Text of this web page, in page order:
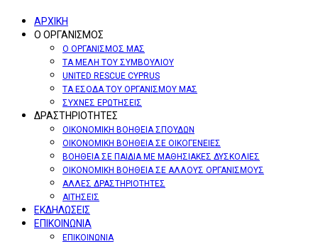
ΑΡΧΙΚΗ
Ο ΟΡΓΑΝΙΣΜΟΣ
Ο ΟΡΓΑΝΙΣΜΟΣ ΜΑΣ
ΤΑ ΜΕΛΗ ΤΟΥ ΣΥΜΒΟΥΛΙΟΥ
UNITED RESCUE CYPRUS
ΤΑ ΕΣΟΔΑ ΤΟΥ ΟΡΓΑΝΙΣΜΟΥ ΜΑΣ
ΣΥΧΝΕΣ ΕΡΩΤΗΣΕΙΣ
ΔΡΑΣΤΗΡΙΟΤΗΤΕΣ
ΟΙΚΟΝΟΜΙΚΗ ΒΟΗΘΕΙΑ ΣΠΟΥΔΩΝ
ΟΙΚΟΝΟΜΙΚΗ ΒΟΗΘΕΙΑ ΣΕ ΟΙΚΟΓΕΝΕΙΕΣ
ΒΟΗΘΕΙΑ ΣΕ ΠΑΙΔΙΑ ΜΕ ΜΑΘΗΣΙΑΚΕΣ ΔΥΣΚΟΛΙΕΣ
ΟΙΚΟΝΟΜΙΚΗ ΒΟΗΘΕΙΑ ΣΕ ΑΛΛΟΥΣ ΟΡΓΑΝΙΣΜΟΥΣ
ΑΛΛΕΣ ΔΡΑΣΤΗΡΙΟΤΗΤΕΣ
ΑΙΤΗΣΕΙΣ
ΕΚΔΗΛΩΣΕΙΣ
ΕΠΙΚΟΙΝΩΝΙΑ
ΕΠΙΚΟΙΝΩΝΙΑ